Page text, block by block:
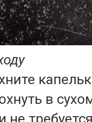
в
не